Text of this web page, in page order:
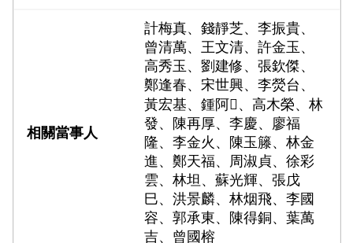
計梅真、錢靜芝、李振貴、
曾清萬、王文清、許金玉、
高秀玉、劉建修、張欽傑、
鄭逢春、宋世興、李熒台、
黃宏基、鍾阿𥟢、高木榮、林
發、陳再厚、李慶、廖福
隆、李金火、陳玉籐、林金
進、鄭天福、周淑貞、徐彩
雲、林坦、蘇光輝、張戊
巳、洪景麟、林烟飛、李國
容、郭承東、陳得銅、葉萬
吉、曾國榕